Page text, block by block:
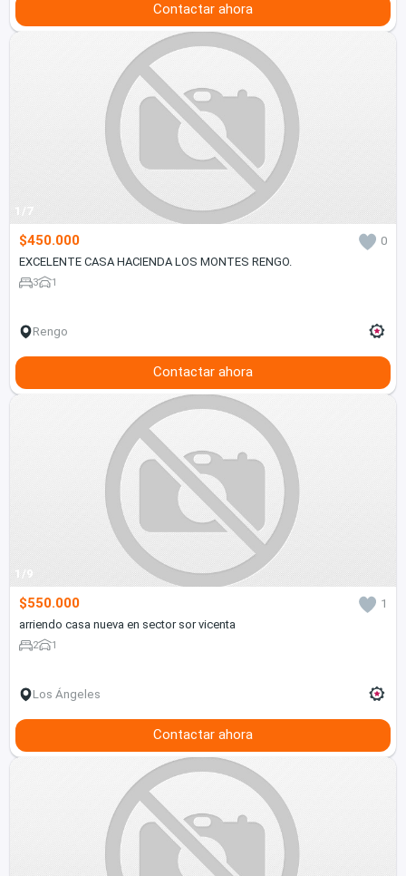
Contactar ahora
1/7
$450.000
0
EXCELENTE CASA HACIENDA LOS MONTES RENGO.
3 1
Rengo
Contactar ahora
1/9
$550.000
1
arriendo casa nueva en sector sor vicenta
2 1
Los Ángeles
Contactar ahora